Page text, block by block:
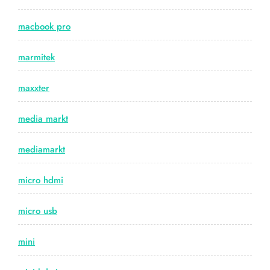
macbook pro
marmitek
maxxter
media markt
mediamarkt
micro hdmi
micro usb
mini